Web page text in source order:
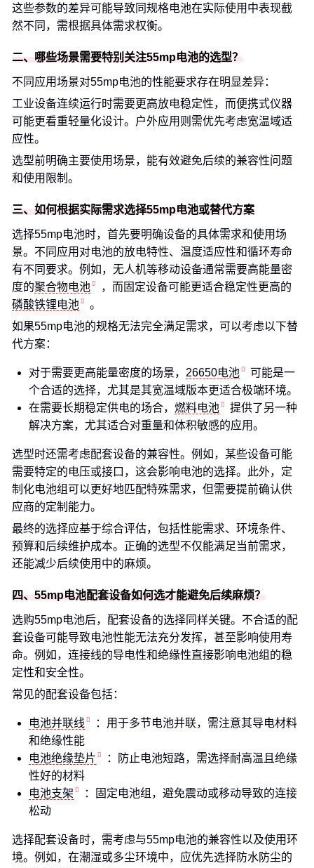
这些参数的差异可能导致同规格电池在实际使用中表现截
然不同，需根据具体需求权衡。
二、哪些场景需要特别关注55mp电池的选型？
不同应用场景对55mp电池的性能要求存在明显差异：
工业设备连续运行时需要更高放电稳定性，而便携式仪器
可能更看重轻量化设计。户外应用则需优先考虑宽温域适
应性。
选型前明确主要使用场景，能有效避免后续的兼容性问题
和使用限制。
三、如何根据实际需求选择55mp电池或替代方案
选择55mp电池时，首先要明确设备的具体需求和使用场
景。不同应用对电池的放电特性、温度适应性和循环寿命
有不同要求。例如，无人机等移动设备通常需要高能量密
度的聚合物电池
，而固定设备可能更适合稳定性更高的
磷酸铁锂电池
。
如果55mp电池的规格无法完全满足需求，可以考虑以下替
代方案：
对于需要更高能量密度的场景， 26650电池
可能是一
个合适的选择，尤其是其宽温域版本更适合极端环境。
在需要长期稳定供电的场合， 燃料电池
提供了另一种
解决方案，尤其适合对重量和体积敏感的应用。
选型时还需考虑配套设备的兼容性。例如，某些设备可能
需要特定的电压或接口，这会影响电池的选择。此外，定
制化电池组可以更好地匹配特殊需求，但需要提前确认供
应商的定制能力。
最终的选择应基于综合评估，包括性能需求、环境条件、
预算和后续维护成本。正确的选型不仅能满足当前需求，
还能减少后续使用中的麻烦。
四、55mp电池配套设备如何选才能避免后续麻烦？
选购55mp电池后，配套设备的选择同样关键。不合适的配
套设备可能导致电池性能无法充分发挥，甚至影响使用寿
命。例如，连接线的导电性和绝缘性直接影响电池组的稳
定性和安全性。
常见的配套设备包括：
电池并联线
：用于多节电池并联，需注意其导电材料
和绝缘性能
电池绝缘垫片
：防止电池短路，需选择耐高温且绝缘
性好的材料
电池支架
：固定电池组，避免震动或移动导致的连接
松动
选择配套设备时，需考虑与55mp电池的兼容性以及使用环
境。例如，在潮湿或多尘环境中，应优先选择防水防尘的